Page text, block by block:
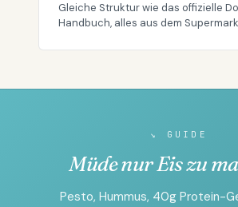
Gleiche Struktur wie das offizielle
Handbuch, alles aus dem
↘ GUIDE
Müde nur Eis zu
Pesto, Hummus, 40g Protein-